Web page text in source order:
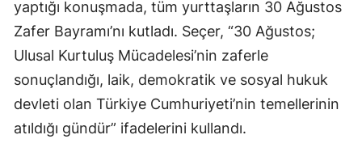
yaptığı konuşmada, tüm yurttaşların 30 Ağustos
Zafer Bayramı’nı kutladı. Seçer, “30 Ağustos;
Ulusal Kurtuluş Mücadelesi’nin zaferle
sonuçlandığı, laik, demokratik ve sosyal hukuk
devleti olan Türkiye Cumhuriyeti’nin temellerinin
atıldığı gündür” ifadelerini kullandı.